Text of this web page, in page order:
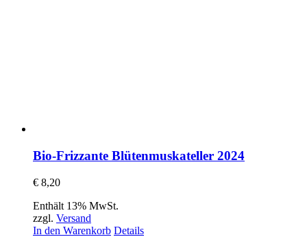
Bio-Frizzante Blütenmuskateller 2024
€ 8,20
Enthält 13% MwSt.
zzgl. Versand
In den Warenkorb Details